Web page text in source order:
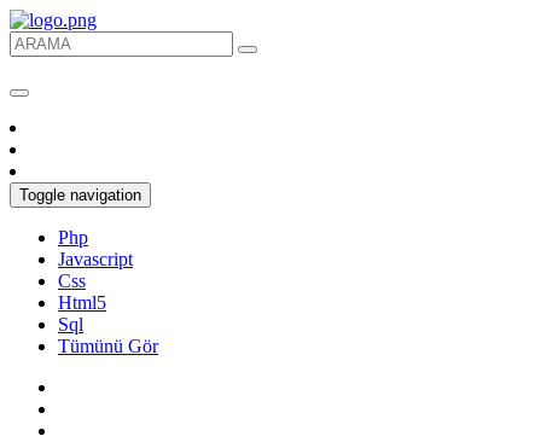
Toggle navigation
Php
Javascript
Css
Html5
Sql
Tümünü Gör